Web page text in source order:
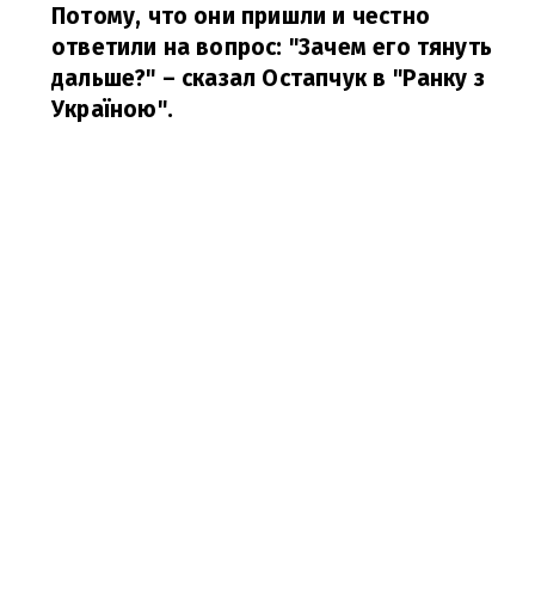
Потому, что они пришли и честно
ответили на вопрос: "Зачем его тянуть
дальше?" – сказал Остапчук в "Ранку з
Україною".